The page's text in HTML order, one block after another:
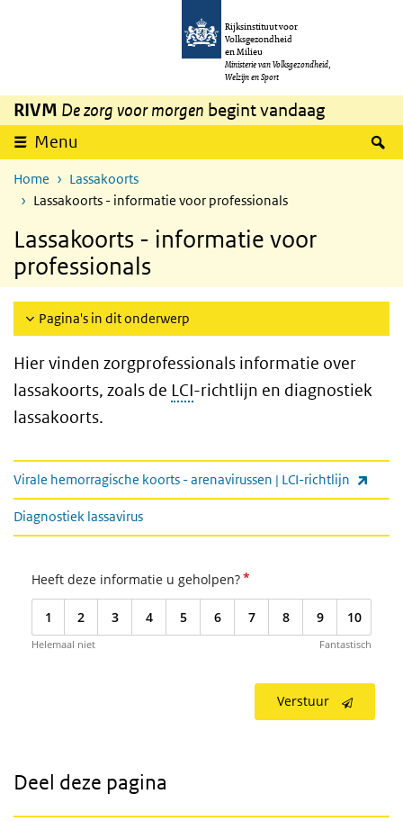
Overslaan en naar de inhoud gaan
Rijksinstituut voor
Volksgezondheid
en Milieu
Ministerie van Volksgezondheid,
Welzijn en Sport
RIVM De zorg voor morgen begint vandaag
Menu
Home
Lassakoorts
Lassakoorts - informatie voor professionals
Lassakoorts - informatie voor
professionals
Pagina's in dit onderwerp
Hier vinden zorgprofessionals informatie over
lassakoorts, zoals de LCI-richtlijn en diagnostiek
lassakoorts.
Informatie voor professionals
Virale hemorragische koorts - arenavirussen | LCI-richtlijn
Diagnostiek lassavirus
Heeft deze informatie u geholpen?*
1 2 3 4 5 6 7 8 9 10
Helemaal niet Fantastisch
Verstuur
Deel deze pagina